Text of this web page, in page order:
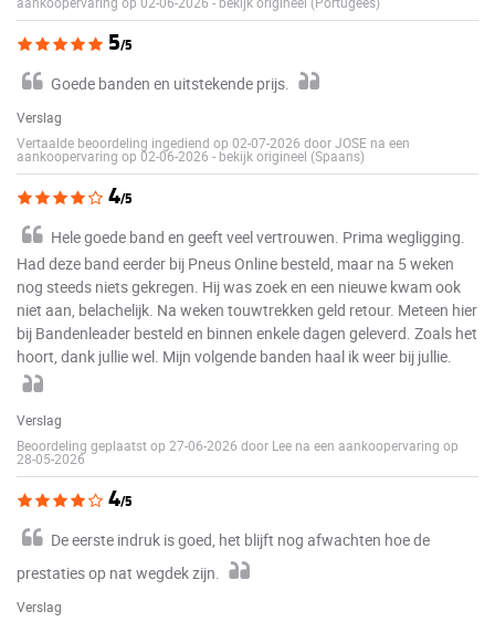
5/5
Goede banden en uitstekende prijs.
Verslag
Vertaalde beoordeling ingediend op 02-07-2026 door JOSE na een
aankoopervaring op 02-06-2026 - bekijk origineel (Spaans)
4/5
Hele goede band en geeft veel vertrouwen. Prima wegligging.
Had deze band eerder bij Pneus Online besteld, maar na 5 weken
nog steeds niets gekregen. Hij was zoek en een nieuwe kwam ook
niet aan, belachelijk. Na weken touwtrekken geld retour. Meteen hier
bij Bandenleader besteld en binnen enkele dagen geleverd. Zoals het
hoort, dank jullie wel. Mijn volgende banden haal ik weer bij jullie.
Verslag
Beoordeling geplaatst op 27-06-2026 door Lee na een aankoopervaring op
28-05-2026
4/5
De eerste indruk is goed, het blijft nog afwachten hoe de
prestaties op nat wegdek zijn.
Verslag